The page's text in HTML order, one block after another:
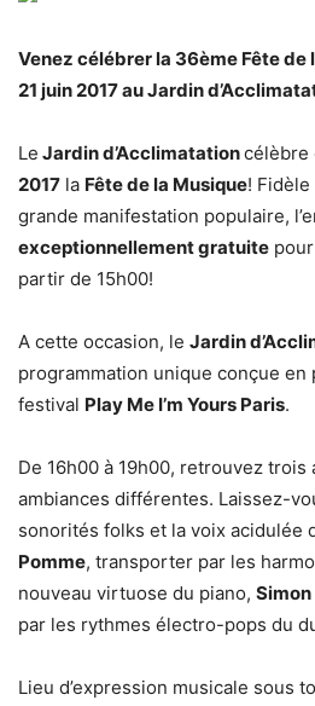
Venez célébrer la 36ème Fête
21 juin 2017 au Jardin
Le Jardin d’Acclimatationcélèbre
2017 la Fête de la Musique! Fidèle
grande manifestation populaire,
exceptionnellement gratuite
partir de 15h00!
A cette occasion, le Jardin
programmation unique conçue en
festival Play Me I’m Yours Paris.
De 16h00 à 19h00, retrouvez
ambiances différentes. Laissez-
sonorités folks et la voix acidulée
Pomme, transporter par les
nouveau virtuose du piano,
par les rythmes électro-pops du
Lieu d’expression musicale sous